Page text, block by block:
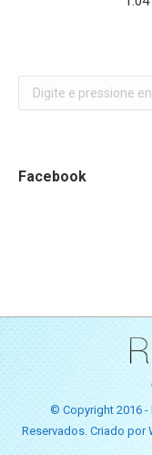
Search:
Facebook
© Copyright 2016
Reservados. Criado por